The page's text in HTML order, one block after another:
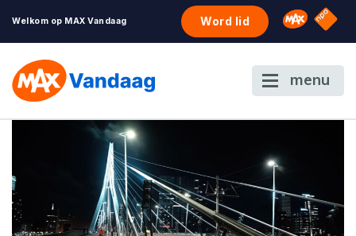
Welkom op MAX Vandaag Word lid Omroep
NPO
menu